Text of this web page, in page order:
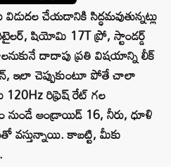
చేయడానికి సిద్ధమవుతున్నట్లు
షియోమి 17T ప్రో, స్టాండర్డ్
దాదాపు ప్రతి విషయాన్ని లీక్
ఇలా చెప్పుకుంటూ పోతే చాలా
రిఫ్రెష్ రేట్ గల
నుండే ఆండ్రాయిడ్ 16, నీరు, ధూళి
వస్తున్నాయి. కాబట్టి, మీకు